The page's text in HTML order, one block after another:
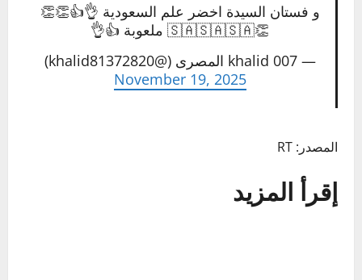
و فستان السيدة اخضر علم السعودية 👌👍👏👏
👏🇸🇦🇸🇦🇸🇦 ملعوبة 👍👌
— khalid 007 المصرى (@khalid81372820)
November 19, 2025
المصدر: RT
إقرأ المزيد